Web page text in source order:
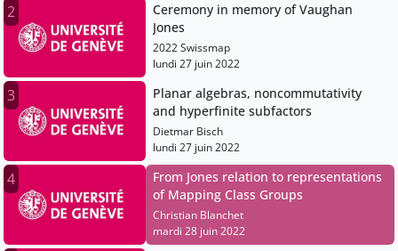
2
Ceremony in memory of Vaughan
Jones
2022 Swissmap
lundi 27 juin 2022
3
Planar algebras, noncommutativity
and hyperfinite subfactors
Dietmar Bisch
lundi 27 juin 2022
4
From Jones relation to representations
of Mapping Class Groups
Christian Blanchet
mardi 28 juin 2022